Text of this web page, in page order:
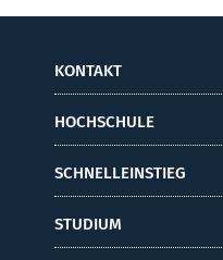
KONTAKT
HOCHSCHULE
SCHNELLEINSTIEG
STUDIUM